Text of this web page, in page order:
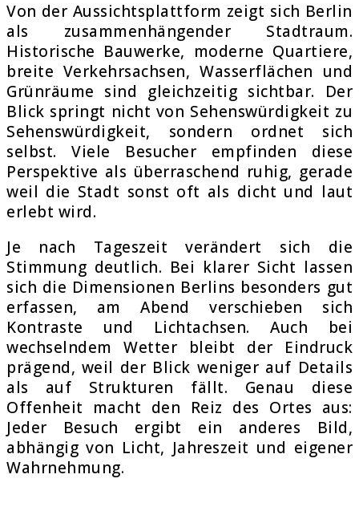
Von der Aussichtsplattform zeigt sich Berlin
als zusammenhängender Stadtraum.
Historische Bauwerke, moderne Quartiere,
breite Verkehrsachsen, Wasserflächen und
Grünräume sind gleichzeitig sichtbar. Der
Blick springt nicht von Sehenswürdigkeit zu
Sehenswürdigkeit, sondern ordnet sich
selbst. Viele Besucher empfinden diese
Perspektive als überraschend ruhig, gerade
weil die Stadt sonst oft als dicht und laut
erlebt wird.
Je nach Tageszeit verändert sich die
Stimmung deutlich. Bei klarer Sicht lassen
sich die Dimensionen Berlins besonders gut
erfassen, am Abend verschieben sich
Kontraste und Lichtachsen. Auch bei
wechselndem Wetter bleibt der Eindruck
prägend, weil der Blick weniger auf Details
als auf Strukturen fällt. Genau diese
Offenheit macht den Reiz des Ortes aus:
Jeder Besuch ergibt ein anderes Bild,
abhängig von Licht, Jahreszeit und eigener
Wahrnehmung.